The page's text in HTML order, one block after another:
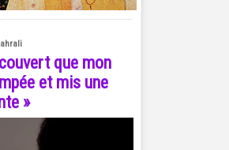
que mon
et mis une
»